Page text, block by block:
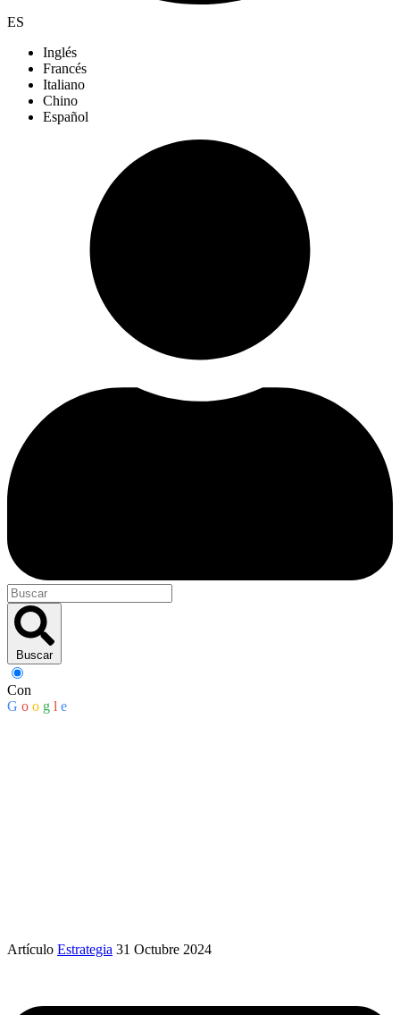
ES
Inglés
Francés
Italiano
Chino
Español
Buscar
Con
G o o g l e
Artículo Estrategia 31 Octubre 2024